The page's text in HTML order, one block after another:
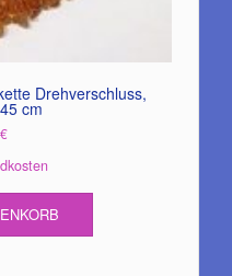
Drehverschluss,
cm
€